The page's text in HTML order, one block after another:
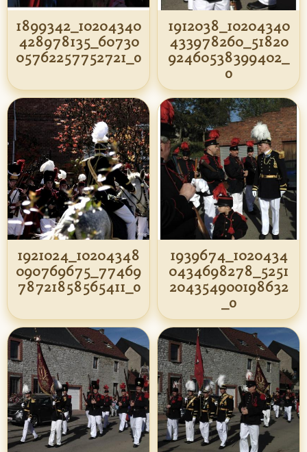
1899342_10204340
428978135_60730
05762257752721_o
1912038_10204340
433978260_51820
92460538399402_
o
1921024_10204348
090769675_77469
78721858565411_o
1939674_1020434
0434698278_5251
204354900198632
_o